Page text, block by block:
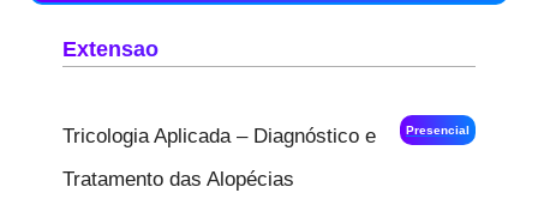
Extensao
Tricologia Aplicada – Diagnóstico e
Tratamento das Alopécias
Presencial